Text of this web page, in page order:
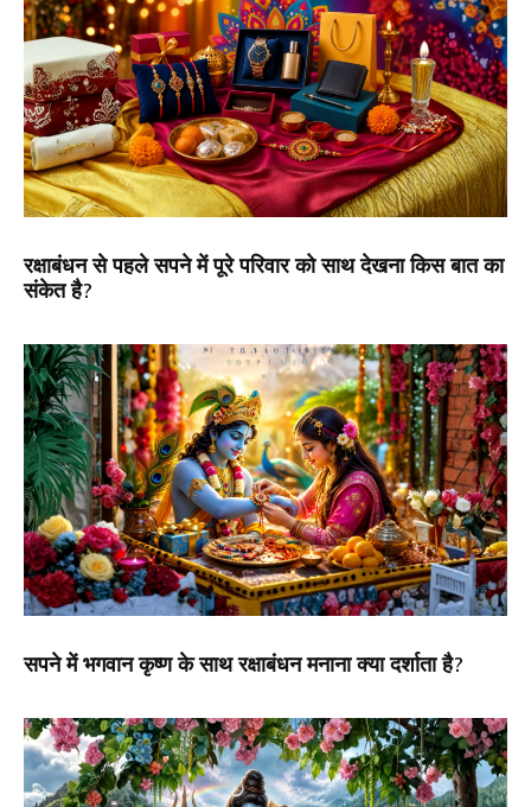
रक्षाबंधन से पहले सपने में पूरे परिवार को साथ देखना किस बात का
संकेत है?
सपने में भगवान कृष्ण के साथ रक्षाबंधन मनाना क्या दर्शाता है?